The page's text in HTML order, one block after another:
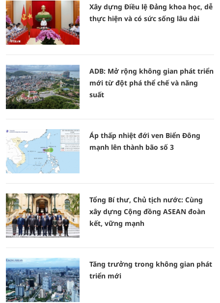
Xây dựng Điều lệ Đảng khoa học, dễ
thực hiện và có sức sống lâu dài
ADB: Mở rộng không gian phát triển
mới từ đột phá thể chế và năng
suất
Áp thấp nhiệt đới ven Biển Đông
mạnh lên thành bão số 3
Tổng Bí thư, Chủ tịch nước: Cùng
xây dựng Cộng đồng ASEAN đoàn
kết, vững mạnh
Tăng trưởng trong không gian phát
triển mới